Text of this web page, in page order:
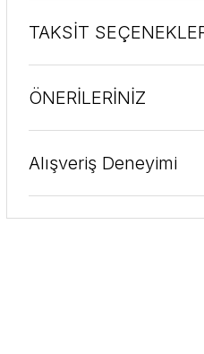
TAKSİT
ÖNERİLERİNİZ
Alışveriş Deneyimi